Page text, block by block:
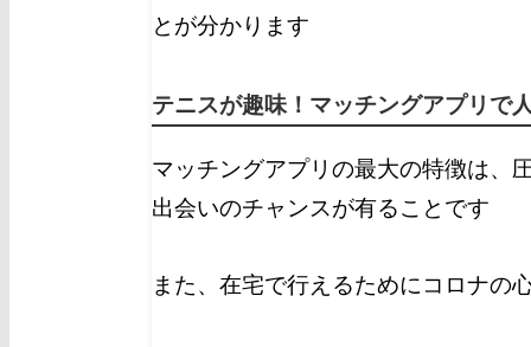
とが分かります
テニスが趣味！マッチングアプリで
マッチングアプリの最大の特徴は、
出会いのチャンスが有ることです
また、在宅で行えるためにコロナの